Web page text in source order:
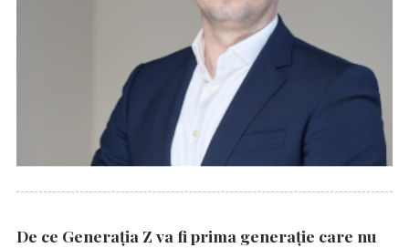
De ce Generația Z va fi prima generație care nu